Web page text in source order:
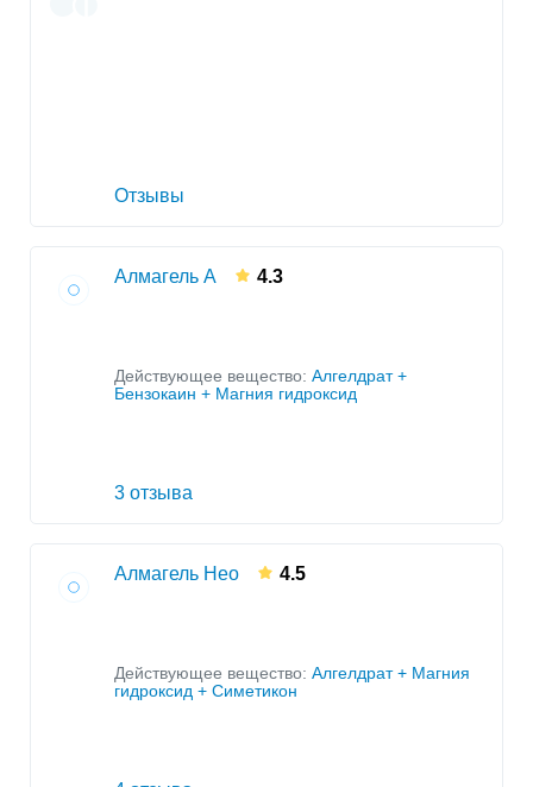
Отзывы
Алмагель А 4.3
Действующее вещество: Алгелдрат +
Бензокаин + Магния гидроксид
3 отзыва
Алмагель Нео 4.5
Действующее вещество: Алгелдрат + Магния
гидроксид + Симетикон